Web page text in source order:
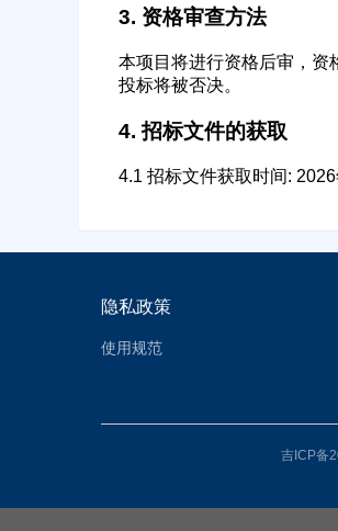
3. 资格审查方法
本项目将进行资格后审，资
投标将被否决。
4. 招标文件的获取
4.1 招标文件获取时间:
隐私政策
使用规范
吉ICP备